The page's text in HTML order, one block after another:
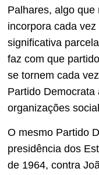
Palhares, algo
incorpora cada
significativa
faz com que
se tornem cada
Partido
organizações
O mesmo Partido
presidência dos
de 1964, contra